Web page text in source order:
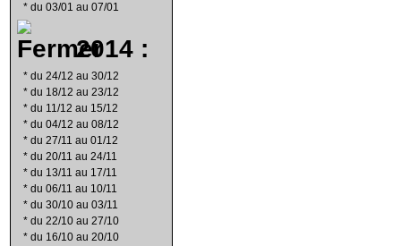
* du 03/01 au 07/01
2014 :
* du 24/12 au 30/12
* du 18/12 au 23/12
* du 11/12 au 15/12
* du 04/12 au 08/12
* du 27/11 au 01/12
* du 20/11 au 24/11
* du 13/11 au 17/11
* du 06/11 au 10/11
* du 30/10 au 03/11
* du 22/10 au 27/10
* du 16/10 au 20/10